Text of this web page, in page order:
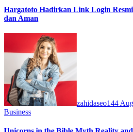
Hargatoto Hadirkan Link Login
dan Aman
zahidaseo144
Business